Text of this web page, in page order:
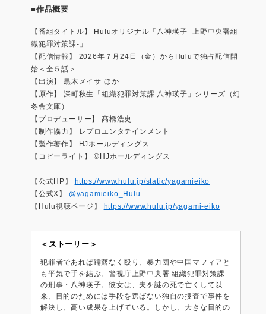
■作品概要
【番組タイトル】 Huluオリジナル「八神瑛子 -上野中央署組
織犯罪対策課-」
【配信情報】 2026年７月24日（金）からHuluで独占配信開
始＜全５話＞
【出演】 黒木メイサ ほか
【原作】 深町秋生「組織犯罪対策課 八神瑛子」シリーズ（幻
冬舎文庫）
【プロデューサー】 髙橋浩史
【制作協力】 レプロエンタテインメント
【製作著作】 HJホールディングス
【コピーライト】 ©︎HJホールディングス
【公式HP】 https://www.hulu.jp/static/yagamieiko
【公式X】 @yagamieiko_Hulu
【Hulu視聴ページ】 https://www.hulu.jp/yagami-eiko
＜ストーリー＞
犯罪者であれば躊躇なく殴り、暴力団や中国マフィアと
も平気で手を結ぶ。警視庁上野中央署 組織犯罪対策課
の刑事・八神瑛子。彼女は、夫を謎の死で亡くして以
来、目的のためには手段を選ばない独自の捜査で事件を
解決し、高い成果を上げている。しかし、大きな目的の